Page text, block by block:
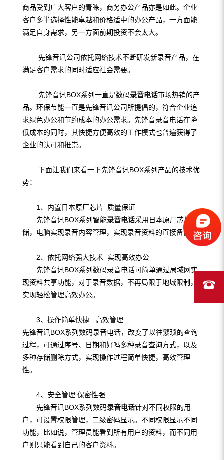
商品受到广大客户的青睐，商务办公产品亦是如此。企业
客户多半选择性能卓越和价格适中的办公产品，一方面能
满足自身需求，另一方面前期投资不会太大。
先锋音讯公司依托网络技术不断研发新录音产品，在
满足客户需求的同时适应社会需要。
先锋音讯BOX系列一直是数码录音电话市场热销的产
品。环保节能一直是先锋音讯公司所提倡的，符合企业追
求绿色办公和节约成本的办公需求。先锋音录音电话在降
低成本的同时，其快捷方便高效的工作模式也普遍获得了
企业的认可和推崇。
下面让我们来看一下先锋音讯BOX系列产品的技术优
势：
1、内置日本原厂芯片 质量保证
先锋音讯BOX系列智能录音电话采用日本原厂芯片存
储，电脑实现录音内容管理，实现录音资料的直接备份。
2、依托网络强大技术 实现高效办公
先锋音讯BOX系列数码录音电话可简单通过局域网实
现资料共享功能，对于录音数据，不再局限于地域限制，
实现轻松管理高效办公。
3、操作简单快捷 高效管理
先锋音讯BOX系列数码录音电话，改变了以往繁琐的查询
过程，可通过序号、日期和好吗多种录音查询方式，以及
多种存储删除方式，实现操作过程简单快捷，高效管理
性。
4、安全管理 保密性强
先锋音讯BOX系列数码录音电话针对不同权限的用
户，可设置权限管理，二级密码显示。不同权限显示不同
功能，比如说，管理员能看到所有用户的资料，而不同用
户则只能看到自己的客户资料。